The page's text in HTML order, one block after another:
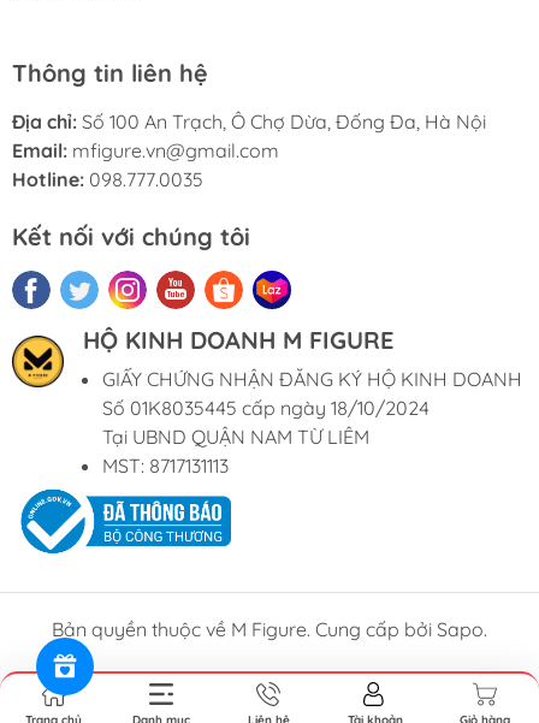
Thông tin liên hệ
Địa chỉ: Số 100 An Trạch, Ô Chợ Dừa, Đống Đa, Hà Nội
Email: mfigure.vn@gmail.com
Hotline: 098.777.0035
Kết nối với chúng tôi
HỘ KINH DOANH M FIGURE
GIẤY CHỨNG NHẬN ĐĂNG KÝ HỘ KINH DOANH
Số 01K8035445 cấp ngày 18/10/2024
Tại UBND QUẬN NAM TỪ LIÊM
MST: 8717131113
Bản quyền thuộc về M Figure. Cung cấp bởi Sapo.
Trang chủ Danh mục Liên hệ Tài khoản Giỏ hàng